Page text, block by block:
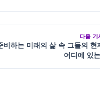
다음
하는 미래의 삶 속 그들의 현
어디에 있